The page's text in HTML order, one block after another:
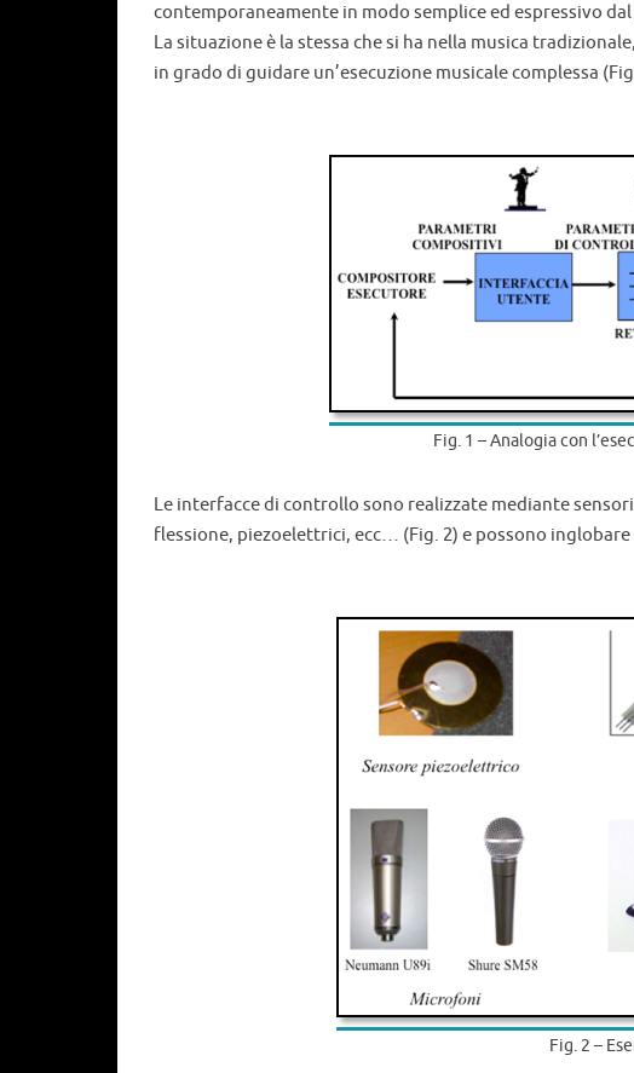
contemporaneamente in modo semplice ed espressivo
La situazione è la stessa che si ha nella musica
in grado di guidare un’esecuzione musicale complessa
Fig. 1 – Analogia con
Le interfacce di controllo sono realizzate mediante
flessione, piezoelettrici, ecc… (Fig. 2) e possono
Fig. 2 –